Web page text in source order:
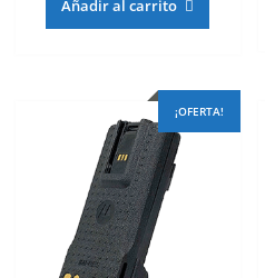
era:
es:
Añadir al carrito
¡OFERTA!